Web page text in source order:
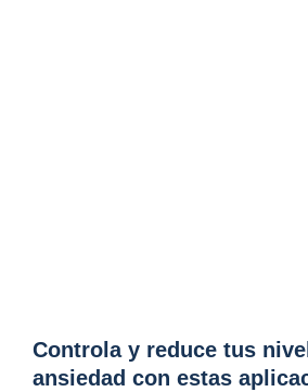
Controla y reduce tus
ansiedad con estas